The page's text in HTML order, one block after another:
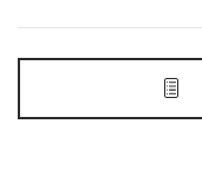
488€/mese